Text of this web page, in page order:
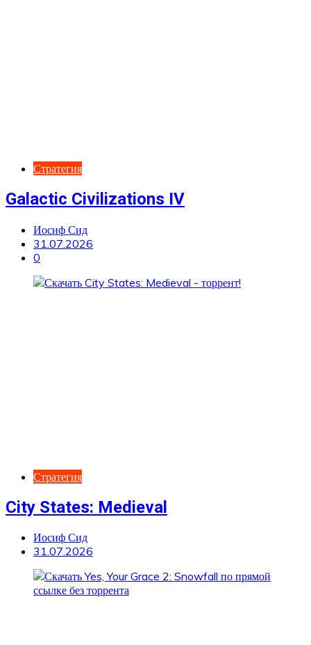
Стратегия
Galactic Civilizations IV
Иосиф Сид
31.07.2026
0
Стратегия
City States: Medieval
Иосиф Сид
31.07.2026